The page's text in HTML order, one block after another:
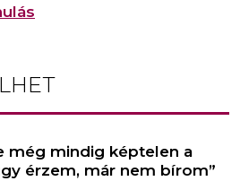
még mindig képtelen a
érzem, már nem bírom”